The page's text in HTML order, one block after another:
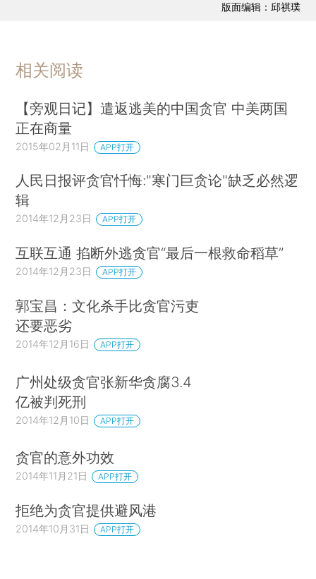
版面编辑：邱祺璞
相关阅读
【旁观日记】遣返逃美的中国贪官 中美两国
正在商量
2015年02月11日 APP打开
人民日报评贪官忏悔:"寒门巨贪论"缺乏必然逻
辑
2014年12月23日 APP打开
互联互通 掐断外逃贪官“最后一根救命稻草”
2014年12月23日 APP打开
郭宝昌：文化杀手比贪官污吏
还要恶劣
2014年12月16日 APP打开
广州处级贪官张新华贪腐3.4
亿被判死刑
2014年12月10日 APP打开
贪官的意外功效
2014年11月21日 APP打开
拒绝为贪官提供避风港
2014年10月31日 APP打开